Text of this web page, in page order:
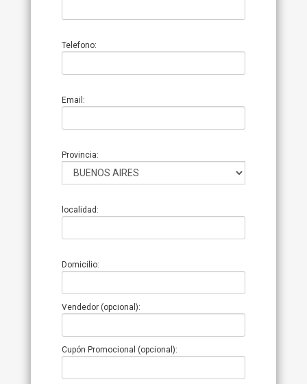
Telefono:
Email:
Provincia:
localidad:
Domicilio:
Vendedor (opcional):
Cupón Promocional (opcional):